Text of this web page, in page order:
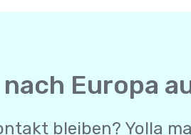
Europa
bleiben? Yolla